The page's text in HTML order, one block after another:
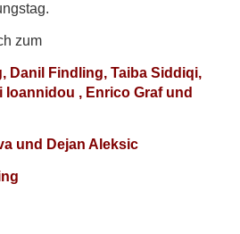
zum
Danil Findling, Taiba Siddiqi,
, Enrico Graf und
und Dejan Aleksic